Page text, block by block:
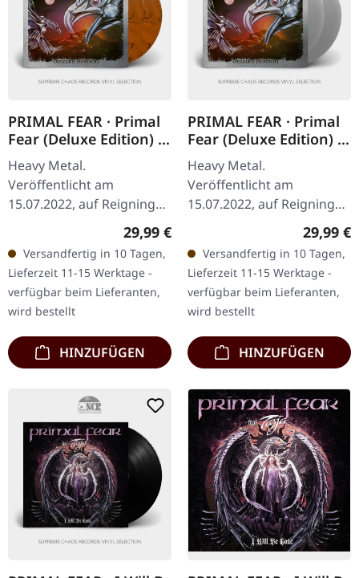
PRIMAL FEAR · Primal
Fear (Deluxe Edition) |
ORANGE/BLACK 2LP
Heavy Metal.
Veröffentlicht am
15.07.2022, auf Reigning
marmoriertes Doppel-
Vinylim Gatefold-Cover.
Primal Fears…
Regulärer Preis:
29,99 €
Versandfertig in 10 Tagen,
Lieferzeit 11-15 Werktage -
verfügbar beim Lieferanten,
wird bestellt
HINZUFÜGEN
PRIMAL FEAR · Primal
Fear (Deluxe Edition) |
SILVER 2LP
Heavy Metal.
Veröffentlicht am
15.07.2022, auf Reigning
Phoenix Music. Silbernes
Vinyl Doppelalbum im
Gatefold Cover. Primal
Fears selbstbetiteltes…
29,99 €
Versandfertig in 10 Tagen,
Lieferzeit 11-15 Werktage -
verfügbar beim Lieferanten,
wird bestellt
HINZUFÜGEN